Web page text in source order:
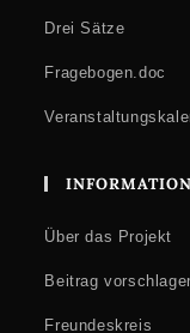
Drei Sätze
Fragebogen.doc
Über das Projekt
Beitrag
Freundeskreis